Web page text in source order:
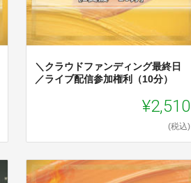
＼クラウドファンディング最終日
／ライブ配信参加権利（10分）
¥2,510
(税込)